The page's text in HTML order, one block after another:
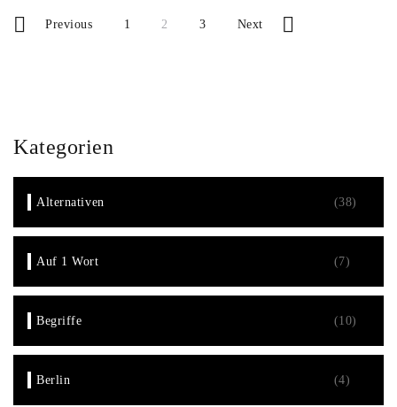
PostsPrevious
Page
1
Page
2
Page
3 Next
Kategorien
Alternativen (38)
Auf 1 Wort (7)
Begriffe (10)
Berlin (4)